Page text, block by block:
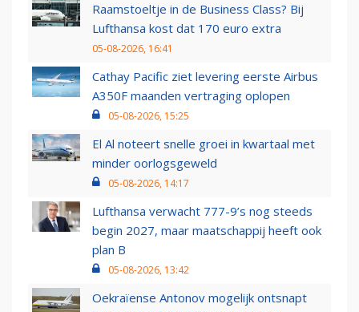
Raamstoeltje in de Business Class? Bij
Lufthansa kost dat 170 euro extra
05-08-2026, 16:41
Cathay Pacific ziet levering eerste Airbus
A350F maanden vertraging oplopen
05-08-2026, 15:25
El Al noteert snelle groei in kwartaal met
minder oorlogsgeweld
05-08-2026, 14:17
Lufthansa verwacht 777-9’s nog steeds
begin 2027, maar maatschappij heeft ook
plan B
05-08-2026, 13:42
Oekraïense Antonov mogelijk ontsnapt